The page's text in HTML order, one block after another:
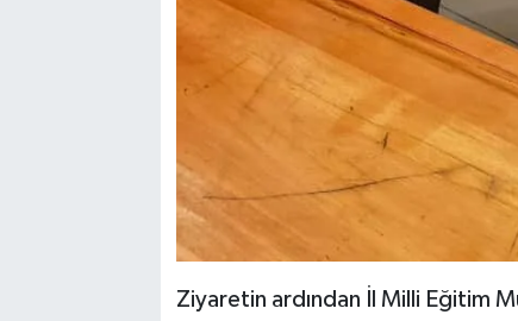
Ziyaretin ardından İl Milli Eğitim